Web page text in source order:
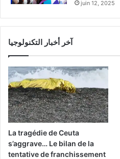
juin 12, 2025
آخر أخبار التكنولوجيا
La tragédie de Ceuta
s’aggrave… Le bilan de la
tentative de franchissement